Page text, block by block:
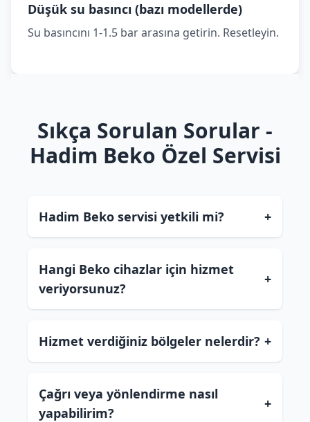
Düşük su basıncı (bazı modellerde)
Su basıncını 1-1.5 bar arasına getirin. Resetleyin.
Sıkça Sorulan Sorular -
Hadim Beko Özel Servisi
Hadim Beko servisi yetkili mi? +
Hangi Beko cihazlar için hizmet
veriyorsunuz?
+
Hizmet verdiğiniz bölgeler nelerdir? +
Çağrı veya yönlendirme nasıl
yapabilirim?
+